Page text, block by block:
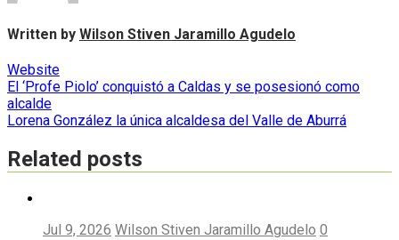
Written by Wilson Stiven Jaramillo Agudelo
Website
Navegación
de
El ‘Profe Piolo’ conquistó a Caldas y se posesionó como
alcalde
Lorena González la única alcaldesa del Valle de Aburrá
Related posts
Jul 9, 2026 Wilson Stiven Jaramillo Agudelo 0